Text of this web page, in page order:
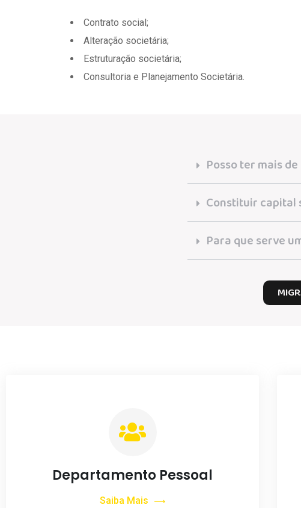
Contrato social;
Alteração societária;
Estruturação societária;
Consultoria e Planejamento Societária.
Posso ter mais
Constituir
Para que serve
Departamento Pessoal
Saiba Mais